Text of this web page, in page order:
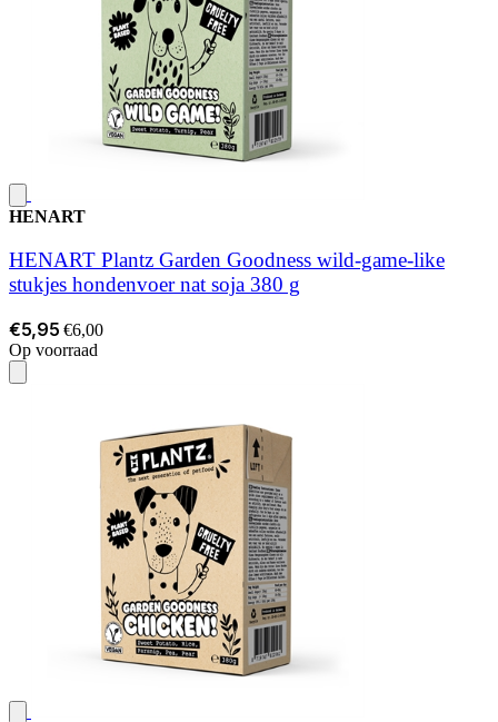
HENART
HENART Plantz Garden Goodness wild-game-like
stukjes hondenvoer nat soja 380 g
€5,95 €6,00
Op voorraad